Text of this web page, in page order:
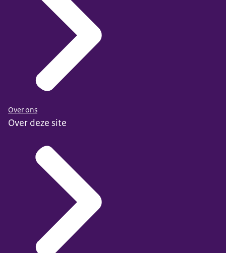
Over ons
Over deze site